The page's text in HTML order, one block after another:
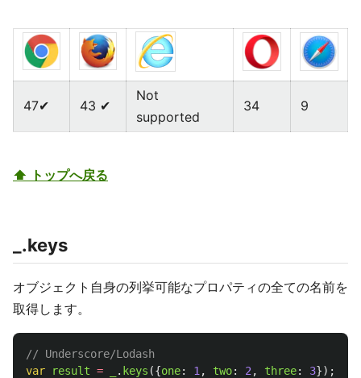
47✔ 43 ✔
Not
supported
34 9
⬆ トップへ戻る
_.keys
オブジェクト自身の列挙可能なプロパティの全ての名前を
取得します。
// Underscore/Lodash
var
result = . keys ({one: 1 , two: 2 , three: 3});